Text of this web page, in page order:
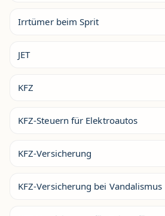
Irrtümer beim Sprit
JET
KFZ
KFZ-Steuern für Elektroautos
KFZ-Versicherung
KFZ-Versicherung bei Vandalismus